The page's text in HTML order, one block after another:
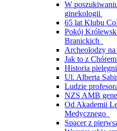
W
ginekologii
65 lat Klubu
Pokój
Branickich
Archeolodzy na
Jak to z
Historia
Ul. Alberta
Ludzie
NZS AMB
Od Akademii
Medycznego
Spacer z